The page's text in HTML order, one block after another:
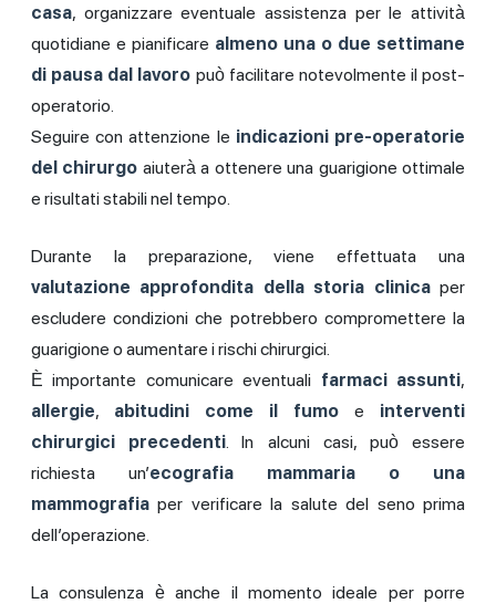
casa, organizzare eventuale assistenza per le attività
quotidiane e pianificare almeno una o due settimane
di pausa dal lavoro può facilitare notevolmente il post-
operatorio.
Seguire con attenzione le indicazioni pre-operatorie
del chirurgo aiuterà a ottenere una guarigione ottimale
e risultati stabili nel tempo.
Durante la preparazione, viene effettuata una
valutazione approfondita della storia clinicaper
escludere condizioni che potrebbero compromettere la
guarigione o aumentare i rischi chirurgici.
È importante comunicare eventuali farmaci assunti,
allergie, abitudini come il fumo e interventi
chirurgici precedenti . In alcuni casi, può essere
richiesta un’ecografia mammaria o una
mammografia per verificare la salute del seno prima
dell’operazione.
La consulenza è anche il momento ideale per porre